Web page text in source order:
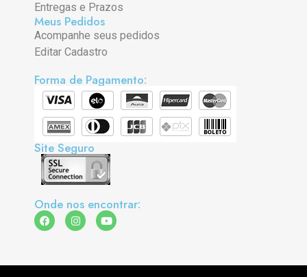
Entregas e Prazos
Meus Pedidos
Acompanhe seus pedidos
Editar Cadastro
Forma de Pagamento:
Site Seguro
Onde nos encontrar: